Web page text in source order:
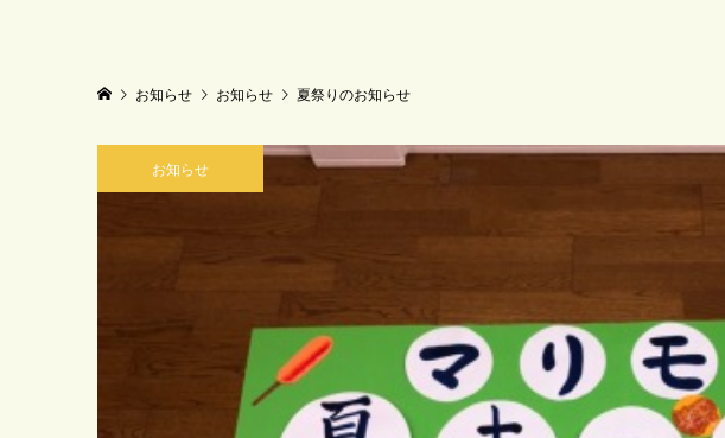
お知らせ お知らせ 夏祭りのお知らせ
お知らせ